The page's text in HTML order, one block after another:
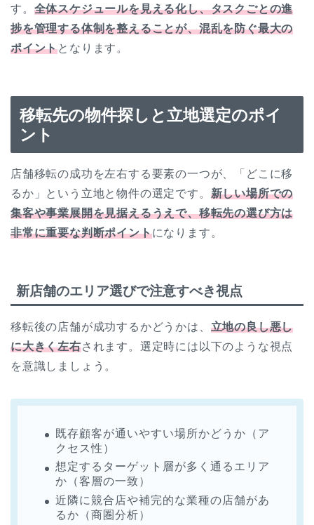
す。 全体スケジュールを見える化し、タスクごとの進
捗を管理する体制を整えることが、混乱を防ぐ最大の
ポイントとなります。
移転先の物件探しと立地選定のポイ
ント
店舗移転の成功を左右する要素の一つが、「どこに移
るか」という立地と物件の選定です。 新しい場所での
集客や事業展開を見据えるうえで、移転先の選び方は
非常に重要な判断ポイントになります。
新店舗のエリア選びで注意すべき視点
移転後の店舗が成功するかどうかは、 立地の良し悪し
に大きく左右されます。選定時には以下のような視点
を意識しましょう。
既存顧客が通いやすい場所かどうか（ア
クセス性）
想定するターゲット層が多く通るエリア
か（客層の一致）
近隣に競合店や補完的な業種の店舗があ
るか（商圏分析）